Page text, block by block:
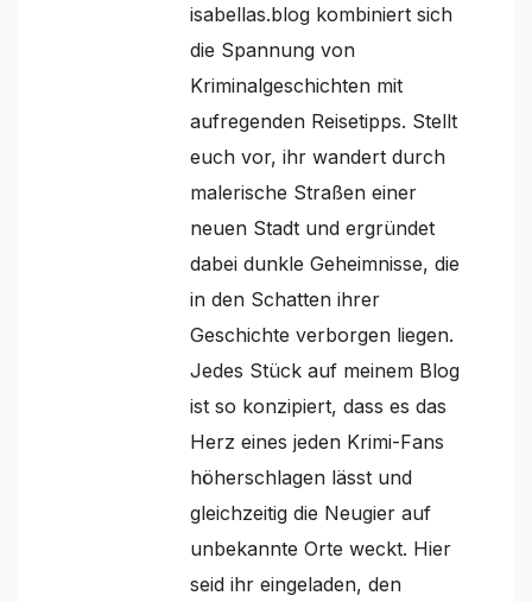
isabellas.blog kombiniert sich
die Spannung von
Kriminalgeschichten mit
aufregenden Reisetipps. Stellt
euch vor, ihr wandert durch
malerische Straßen einer
neuen Stadt und ergründet
dabei dunkle Geheimnisse, die
in den Schatten ihrer
Geschichte verborgen liegen.
Jedes Stück auf meinem Blog
ist so konzipiert, dass es das
Herz eines jeden Krimi-Fans
höherschlagen lässt und
gleichzeitig die Neugier auf
unbekannte Orte weckt. Hier
seid ihr eingeladen, den